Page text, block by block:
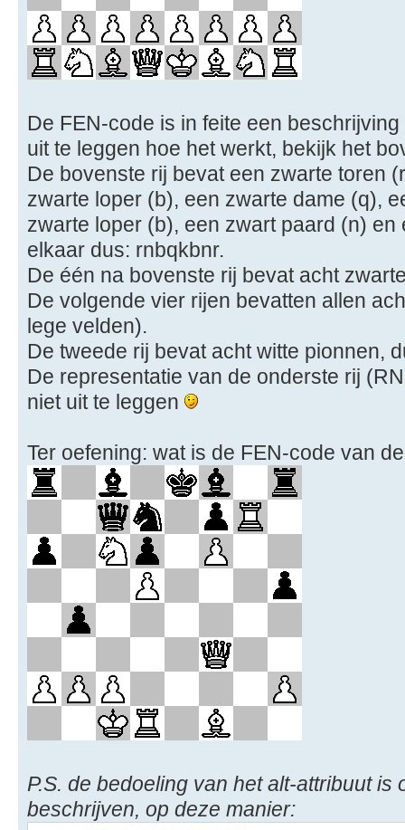
De FEN-code is in feite een
uit te leggen hoe het werkt, bekijk het
De bovenste rij bevat een zwarte toren
zwarte loper (b), een zwarte dame (q),
zwarte loper (b), een zwart paard (n) en
elkaar dus: rnbqkbnr.
De één na bovenste rij bevat acht
De volgende vier rijen bevatten allen
lege velden).
De tweede rij bevat acht witte pionnen,
De representatie van de onderste rij
niet uit te leggen
Ter oefening: wat is de FEN-code van
P.S. de bedoeling van het alt-attribuut is
beschrijven, op deze manier: